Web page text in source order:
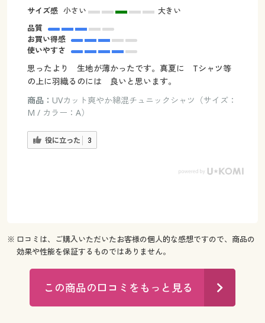
サイズ感 小さい
大きい
品質
お買い得感
使いやすさ
思ったより 生地が薄かったです。真夏に Tシャツ等
の上に羽織るのには 良いと思います。
商品： UVカット爽やか綿混チュニックシャツ（サイズ：
M / カラー：A）
役に立った 3
※ 口コミは、ご購入いただいたお客様の個人的な感想ですので、商品の
効果や性能を保証するものではありません。
この商品の口コミをもっと見る